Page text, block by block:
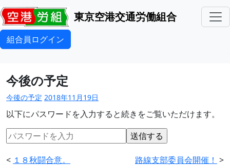
東京空港交通労働組合
組合員ログイン
今後の予定
今後の予定 2018年11月19日
以下にパスワードを入力すると続きをご覧いただけます。
< １８秋闘合意。 路線支部委員会開催！ >